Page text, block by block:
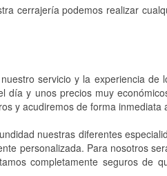
cerrajería podemos realizar
servicio y la experiencia
día y unos precios muy
y acudiremos de forma
nuestras diferentes
personalizada. Para nosotros
completamente seguros de